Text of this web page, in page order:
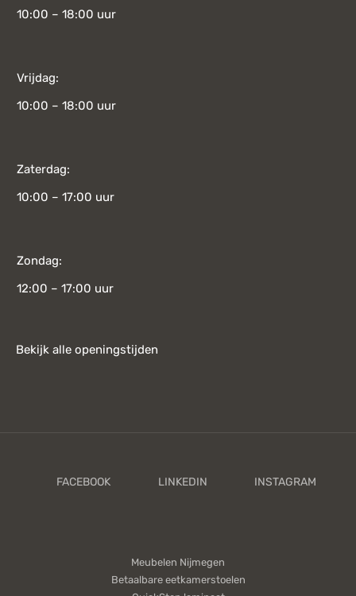
10:00 – 18:00 uur
Vrijdag:
10:00 – 18:00 uur
Zaterdag:
10:00 – 17:00 uur
Zondag:
12:00 – 17:00 uur
Bekijk alle openingstijden
Meubelen Nijmegen
Betaalbare eetkamerstoelen